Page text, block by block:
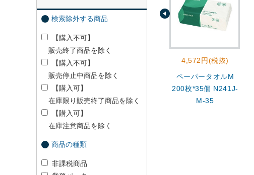
検索除外する商品
【購入不可】
販売終了商品を除く
【購入不可】
販売停止中商品を除く
【購入可】
在庫限り販売終了商品を除く
【購入可】
在庫注意商品を除く
商品の種類
非課税商品
4,572円(税抜)
ペーパータオルM
200枚*35個 N241J-
M-35